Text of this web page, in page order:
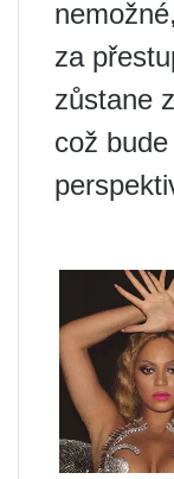
za
zůstane
což